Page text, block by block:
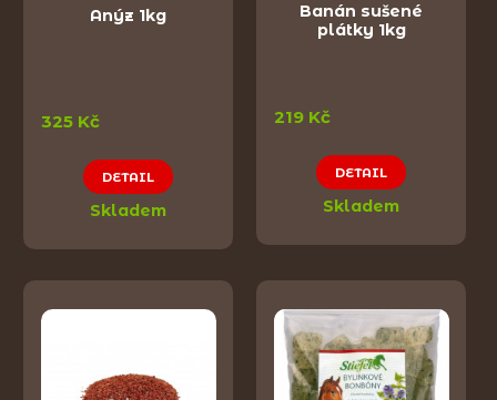
Anýz 1kg
325 Kč
DETAIL
Skladem
Banán sušené
plátky 1kg
219 Kč
DETAIL
Skladem